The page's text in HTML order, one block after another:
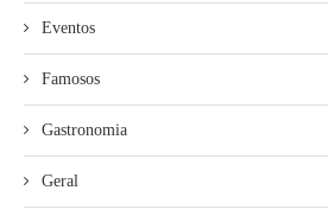
Eventos
Famosos
Gastronomia
Geral